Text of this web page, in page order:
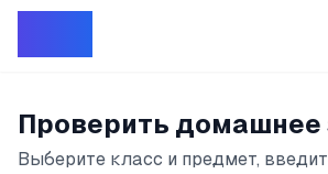
Проверить домашнее
Выберите класс и предмет,